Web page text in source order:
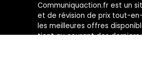
Communiquaction.fr est un
et de révision de prix tout-
les meilleures offres
tient au courant des derniers